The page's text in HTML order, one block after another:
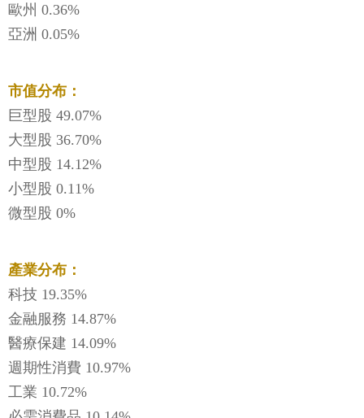
歐州 0.36%
亞洲 0.05%
市值分布：
巨型股 49.07%
大型股 36.70%
中型股 14.12%
小型股 0.11%
微型股 0%
產業分布：
科技 19.35%
金融服務 14.87%
醫療保建 14.09%
週期性消費 10.97%
工業 10.72%